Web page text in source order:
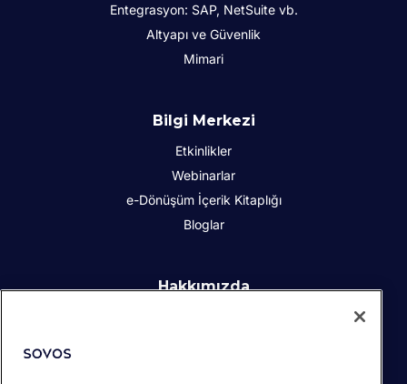
Entegrasyon: SAP, NetSuite vb.
Altyapı ve Güvenlik
Mimari
Bilgi Merkezi
Etkinlikler
Webinarlar
e-Dönüşüm İçerik Kitaplığı
Bloglar
Hakkımızda